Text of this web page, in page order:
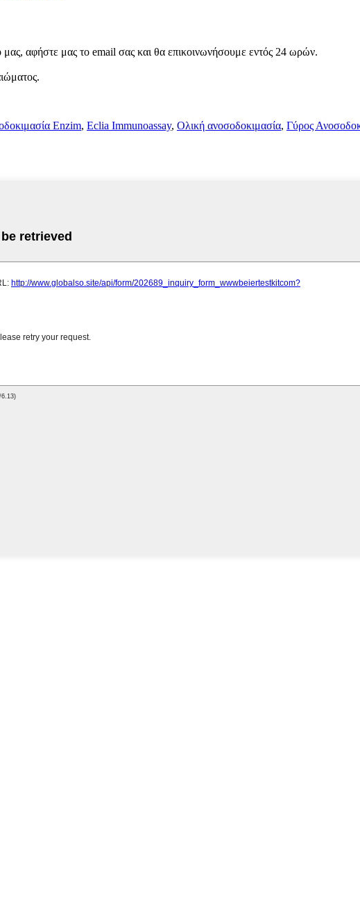
μας, αφήστε μας το email σας και θα επικοινωνήσουμε εντός 24 ωρών.
Enzim, Eclia Immunoassay, Ολική ανοσοδοκιμασία, Γύρος